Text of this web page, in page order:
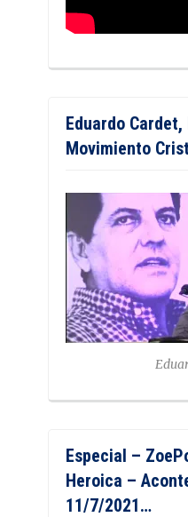
Eduardo
Movimiento
Especial –
Heroica –
11/7/2021…